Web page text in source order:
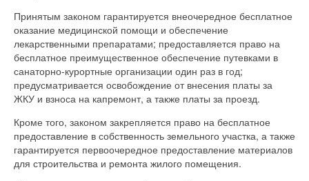
Принятым законом гарантируется внеочередное бесплатное
оказание медицинской помощи и обеспечение
лекарственными препаратами; предоставляется право на
бесплатное преимущественное обеспечение путевками в
санаторно-курортные организации один раз в год;
предусматривается освобождение от внесения платы за
ЖКУ и взноса на капремонт, а также платы за проезд.
Кроме того, законом закрепляется право на бесплатное
предоставление в собственность земельного участка, а также
гарантируется первоочередное предоставление материалов
для строительства и ремонта жилого помещения.